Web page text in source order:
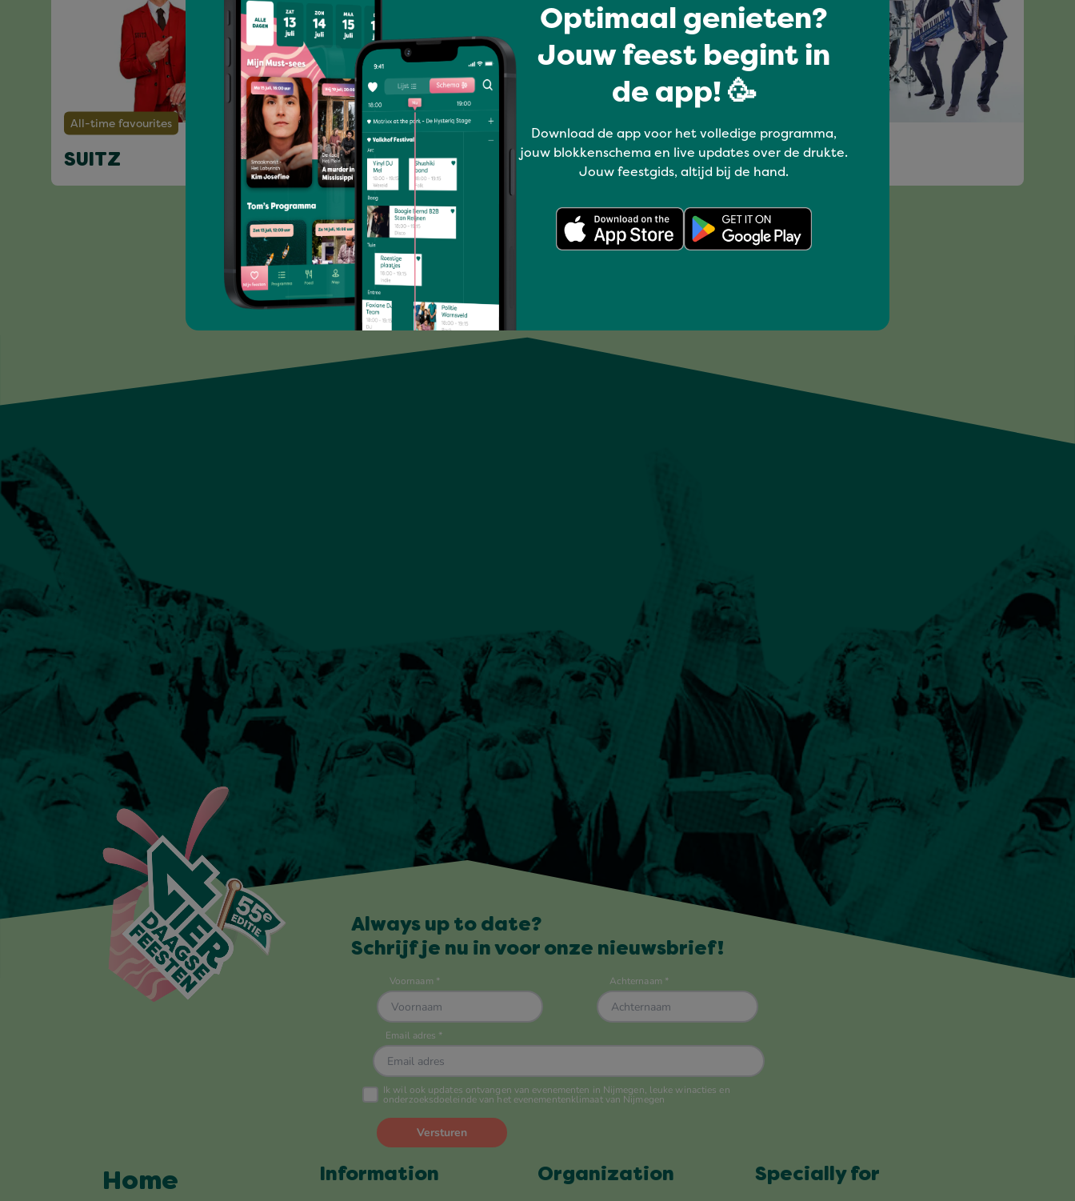
All-time favourites
SUITZ
Today's party tracks
ROBERT POUWELS NEW LEAF
Full program
Optimaal genieten?
Jouw feest begint in
de app! 🥳
Download de app voor het volledige programma,
jouw blokkenschema en live updates over de drukte.
Jouw feestgids, altijd bij de hand.
Always up to date?
Schrijf je nu in voor onze nieuwsbrief!
Home Information Organization Specially for